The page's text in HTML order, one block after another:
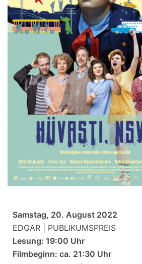
Samstag, 20. August 2022
EDGAR | PUBLIKUMSPREIS
Lesung: 19:00 Uhr
Filmbeginn: ca. 21:30 Uhr